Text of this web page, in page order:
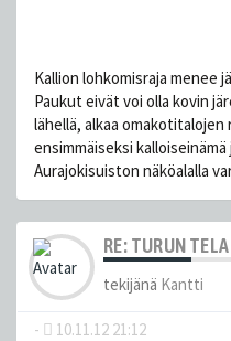
Kallion lohkomisraja menee
Paukut eivät voi olla kovin
lähellä, alkaa
ensimmäiseksi
Aurajokisuiston näköalalla
RE: TURUN
tekijänä Kantti
- 10.11.12 21:12